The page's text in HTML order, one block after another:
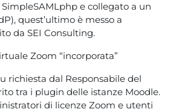
SimpleSAMLphp e collegato a un
quest’ultimo è messo a
da SEI Consulting.
Zoom “incorporata”
richiesta dal Responsabile del
tra i plugin delle istanze Moodle.
di licenze Zoom e utenti